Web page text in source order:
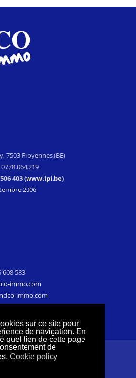
sur ce site pour
de navigation. En
quel lien de cette page
de
Cookie policy
7503 Froyennes (BE)
403 (www.ipi.be)
2006
608 583
immo.com
immo.com
Plan du site